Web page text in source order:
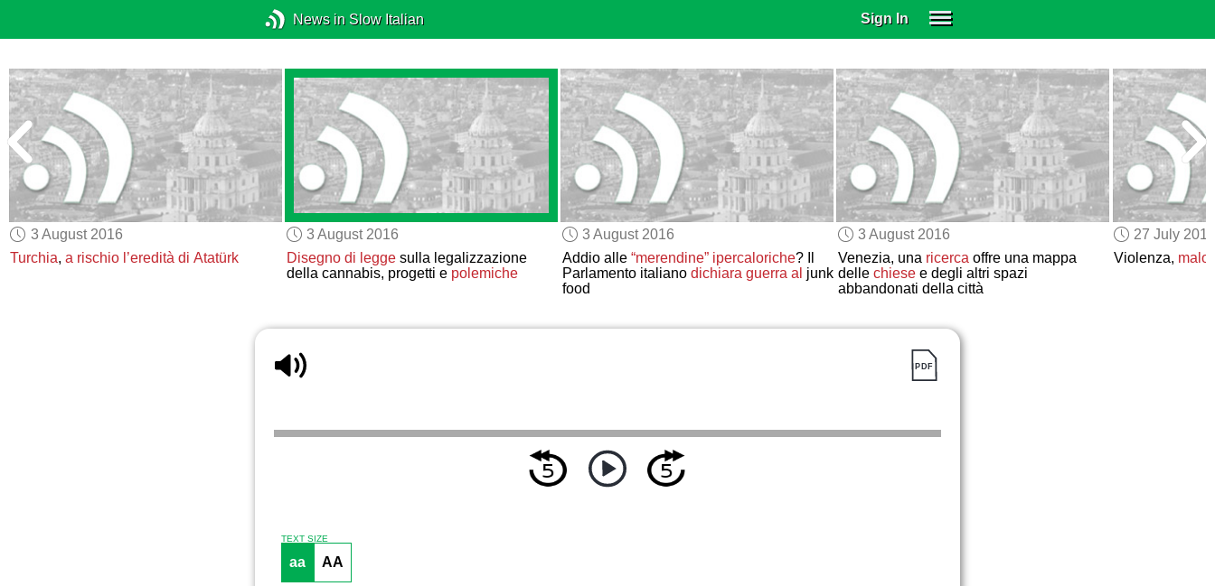
News in Slow Italian Sign In
SUBSCRIBE
EDUCATIONAL LICENSES
GIFT CARDS
OTHER LANGUAGES
ABOUT US
ALEXA
ADJUST COLORS
3 August 2016
Turchia,a rischio l’eredità di Atatürk
3 August 2016
Disegno di leggesulla legalizzazione
della cannabis, progetti e polemiche
3 August 2016
Addio alle “merendine” ipercaloriche? Il
Parlamento italiano dichiara guerra al junk
food
3 August 2016
Venezia, una ricercaoffre una mappa
delle chiesee degli altri spazi
abbandonati della città
27 July
Violenza,
TEXT SIZE
aa AA